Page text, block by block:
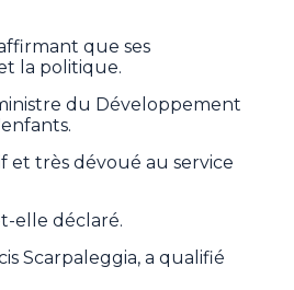
que ses
la politique.
du Développement
et très dévoué au service
elle déclaré.
Scarpaleggia, a qualifié